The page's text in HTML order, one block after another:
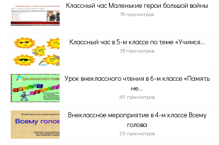
Классный час Маленькие герои большой войны
78 просмотров
Классный час в 5-м классе по теме «Учимся...
38 просмотров
Урок внеклассного чтения в 6-м классе «Память
не...
45 просмотров
Внеклассное мероприятие в 4-м классе Всему
голова
35 просмотров